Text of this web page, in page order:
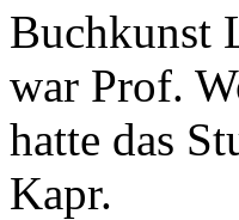
Buchkunst
war Prof.
hatte das
Kapr.